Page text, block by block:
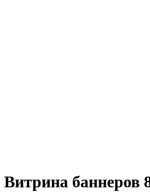
Витрина баннеров